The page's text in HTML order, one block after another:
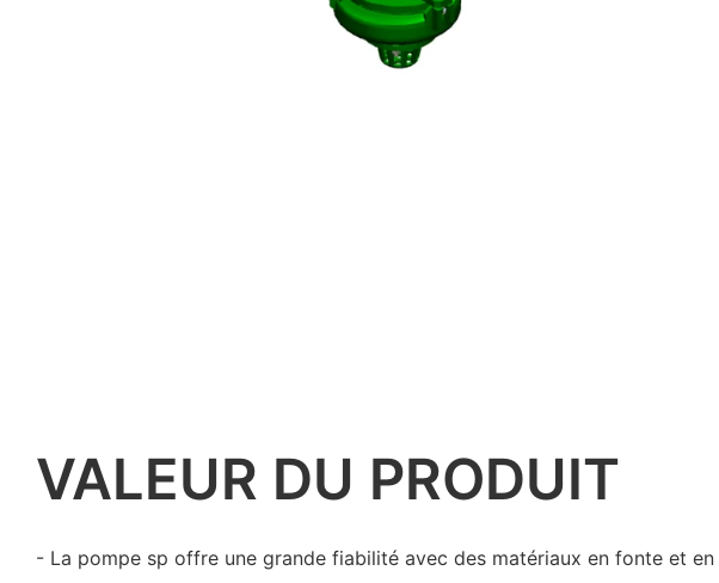
VALEUR DU PRODUIT
- La pompe sp offre une grande fiabilité avec des matériaux en fonte et en